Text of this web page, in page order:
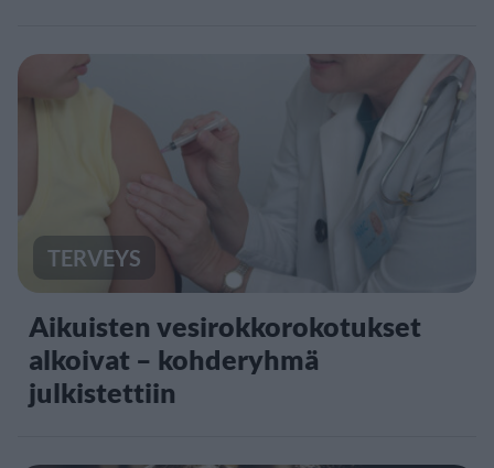
TERVEYS
Aikuisten vesirokkorokotukset
alkoivat – kohderyhmä
julkistettiin